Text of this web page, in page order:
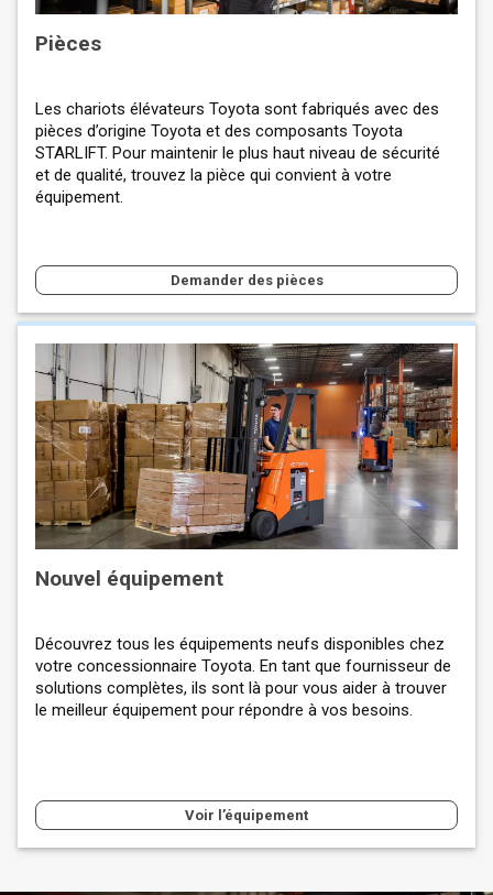
Pièces
Les chariots élévateurs Toyota sont fabriqués avec des
pièces d’origine Toyota et des composants Toyota
STARLIFT. Pour maintenir le plus haut niveau de sécurité
et de qualité, trouvez la pièce qui convient à votre
équipement.
Demander des pièces
Nouvel équipement
Découvrez tous les équipements neufs disponibles chez
votre concessionnaire Toyota. En tant que fournisseur de
solutions complètes, ils sont là pour vous aider à trouver
le meilleur équipement pour répondre à vos besoins.
Voir l’équipement